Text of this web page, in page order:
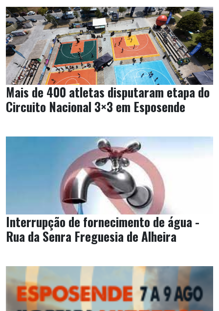
Mais de 400 atletas disputaram etapa do
Circuito Nacional 3×3 em Esposende
Interrupção de fornecimento de água -
Rua da Senra Freguesia de Alheira